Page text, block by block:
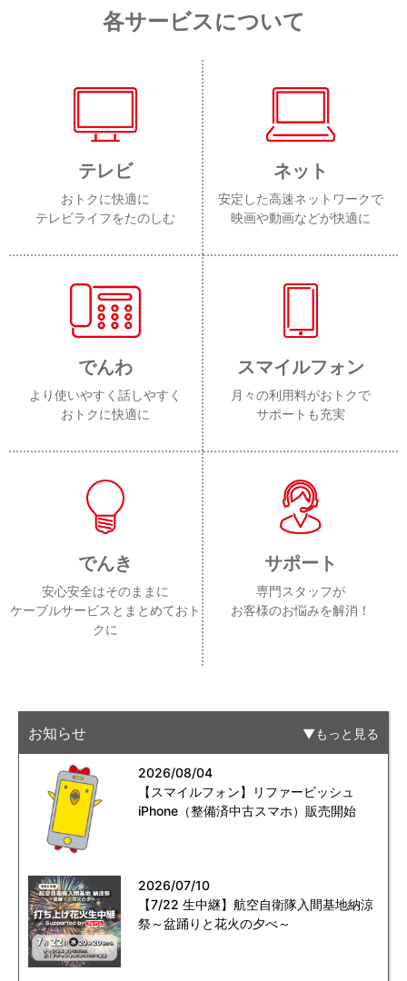
各サービスについて
テレビ
おトクに快適に
テレビライフをたのしむ
ネット
安定した高速ネットワークで
映画や動画などが快適に
でんわ
より使いやすく話しやすく
おトクに快適に
スマイルフォン
月々の利用料がおトクで
サポートも充実
でんき
安心安全はそのままに
ケーブルサービスとまとめておト
クに
サポート
専門スタッフが
お客様のお悩みを解消！
お知らせ もっと見る
2026/08/04
【スマイルフォン】リファービッシュ
iPhone（整備済中古スマホ）販売開始
2026/07/10
【7/22 生中継】航空自衛隊入間基地納涼
祭～盆踊りと花火の夕べ～